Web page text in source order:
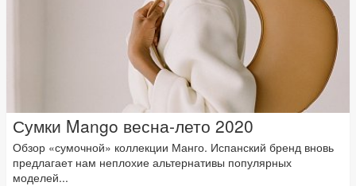
Сумки Mango весна-лето 2020
Обзор «сумочной» коллекции Манго. Испанский бренд вновь
предлагает нам неплохие альтернативы популярных
моделей...